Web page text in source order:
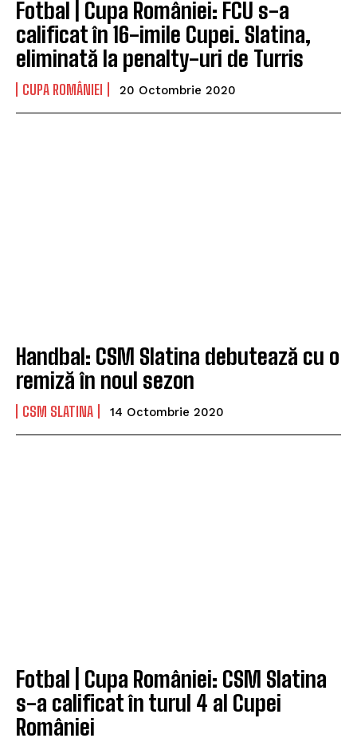
Fotbal | Cupa României: FCU s-a
calificat în 16-imile Cupei. Slatina,
eliminată la penalty-uri de Turris
CUPA ROMÂNIEI 20 Octombrie 2020
Handbal: CSM Slatina debutează cu o
remiză în noul sezon
CSM SLATINA 14 Octombrie 2020
Fotbal | Cupa României: CSM Slatina
s-a calificat în turul 4 al Cupei
României